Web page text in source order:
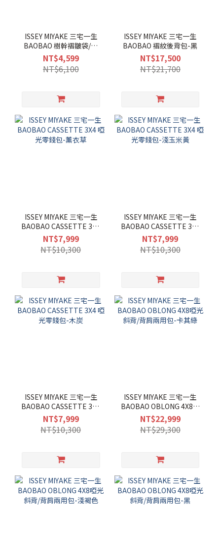
ISSEY MIYAKE 三宅一生
BAOBAO 樹幹褶皺袋/迷
你-黑
NT$4,599
NT$6,100
ISSEY MIYAKE 三宅一生
BAOBAO 褶紋後背包-黑
NT$17,500
NT$21,700
ISSEY MIYAKE 三宅一生
BAOBAO CASSETTE 3X4
啞光零錢包-薰衣草
NT$7,999
NT$10,300
ISSEY MIYAKE 三宅一生
BAOBAO CASSETTE 3X4
啞光零錢包-淺玉米黃
NT$7,999
NT$10,300
ISSEY MIYAKE 三宅一生
BAOBAO CASSETTE 3X4
啞光零錢包-木炭
NT$7,999
NT$10,300
ISSEY MIYAKE 三宅一生
BAOBAO OBLONG 4X8啞
光斜背/背肩兩用包-卡其綠
NT$22,999
NT$29,300